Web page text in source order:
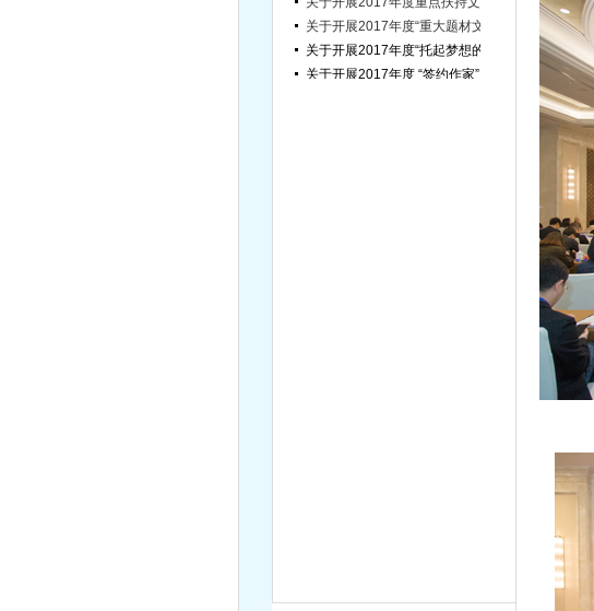
关于开展2017年度 “签约作家”申报工作的通知